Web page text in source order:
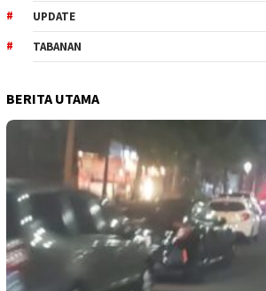
UPDATE
TABANAN
BERITA UTAMA